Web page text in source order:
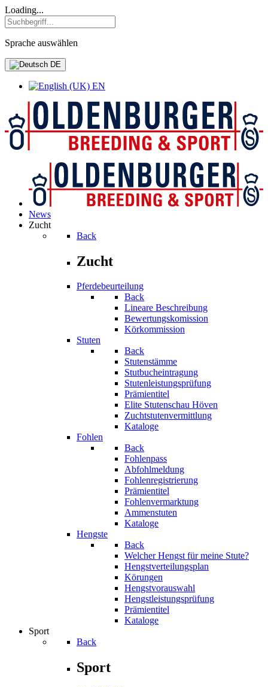
Loading...
Sprache auswählen
DE
EN
News
Zucht
Back
Zucht
Pferdebeurteilung
Back
Lineare Beschreibung
Bewertungskomission
Körkommission
Stuten
Back
Stutenstämme
Stutbucheintragung
Stutenleistungsprüfung
Prämientitel
Elite Stutenschau Höven
Zuchtstutenvermittlung
Kataloge
Fohlen
Back
Fohlenpass
Abfohlmeldung
Fohlenregistrierung
Prämientitel
Fohlenvermarktung
Ammenstuten
Kataloge
Hengste
Back
Welcher Hengst für meine Stute?
Hengstverteilungsplan
Körungen
Hengstvorauswahl
Hengstleistungsprüfung
Prämientitel
Kataloge
Sport
Back
Sport